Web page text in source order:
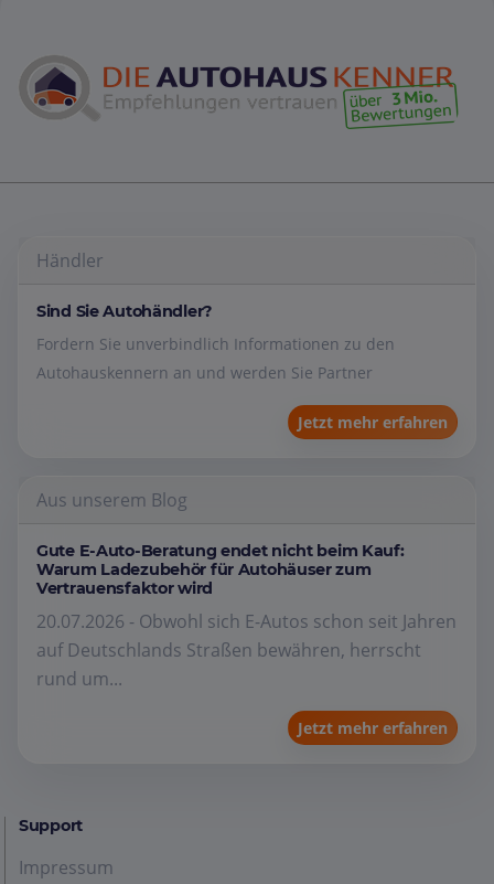
Händler
Sind Sie Autohändler?
Fordern Sie unverbindlich Informationen zu den
Autohauskennern an und werden Sie Partner
Jetzt mehr erfahren
Aus unserem Blog
Gute E-Auto-Beratung endet nicht beim Kauf:
Warum Ladezubehör für Autohäuser zum
Vertrauensfaktor wird
20.07.2026 - Obwohl sich E-Autos schon seit Jahren
auf Deutschlands Straßen bewähren, herrscht
rund um...
Jetzt mehr erfahren
Support
Impressum